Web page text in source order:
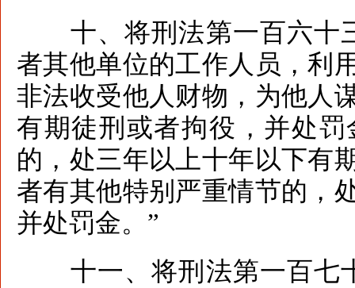
十、将刑法第一百六十
者其他单位的工作人员，利
非法收受他人财物，为他人
有期徒刑或者拘役，并处
的，处三年以上十年以下有
者有其他特别严重情节的，
并处罚金。”
十一、将刑法第一百七